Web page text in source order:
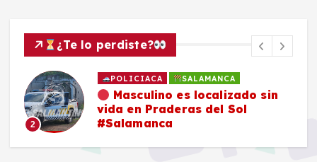
¿Te lo perdiste?
2
POLICIACA SALAMANCA
Masculino es localizado sin
vida en Praderas del Sol
#Salamanca